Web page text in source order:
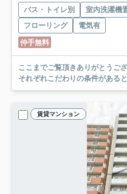
バス・トイレ別 室内洗濯機
フローリング
電気有
仲手無料
ここまでご覧頂きありがとうございます。 お部屋探しの
それぞれこだわりの条件がある
賃貸マンション